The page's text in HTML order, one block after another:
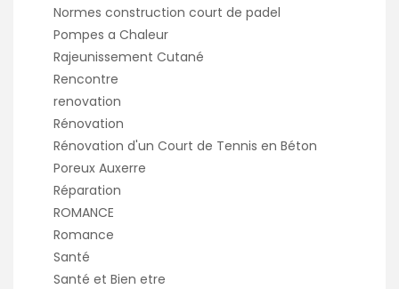
Normes construction court de padel
Pompes a Chaleur
Rajeunissement Cutané
Rencontre
renovation
Rénovation
Rénovation d'un Court de Tennis en Béton
Poreux Auxerre
Réparation
ROMANCE
Romance
Santé
Santé et Bien etre